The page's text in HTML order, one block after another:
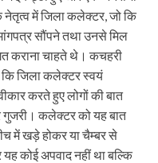
में जिला कलेक्टर, जो कि
सौंपने तथा उनसे मिल
कराना चाहते थे। कचहरी
कि जिला कलेक्टर स्वयं
करते हुए लोगों की बात
गुजरी। कलेक्टर को यह बात
में खड़े होकर या चैम्बर से
कोई अपवाद नहीं था बल्कि